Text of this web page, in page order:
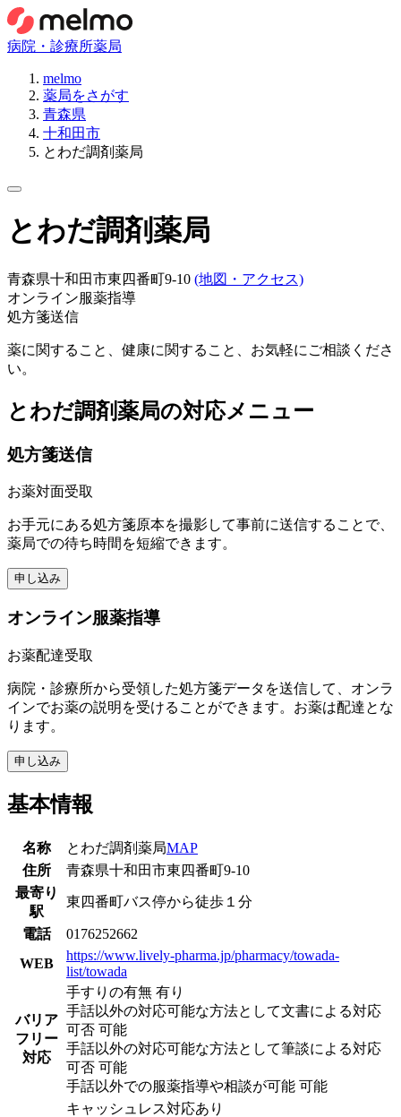
病院・診療所薬局
melmo
薬局をさがす
青森県
十和田市
とわだ調剤薬局
とわだ調剤薬局
青森県十和田市東四番町9-10 (地図・アクセス)
オンライン服薬指導
処方箋送信
薬に関すること、健康に関すること、お気軽にご相談くださ
い。
とわだ調剤薬局の対応メニュー
処方箋送信
お薬対面受取
お手元にある処方箋原本を撮影して事前に送信することで、
薬局での待ち時間を短縮できます。
申し込み
オンライン服薬指導
お薬配達受取
病院・診療所から受領した処方箋データを送信して、オンラ
インでお薬の説明を受けることができます。お薬は配達とな
ります。
申し込み
基本情報
名称 とわだ調剤薬局MAP
住所
青森県十和田市東四番町9-10
最寄り
駅
東四番町バス停から徒歩１分
電話
0176252662
WEB
https://www.lively-pharma.jp/pharmacy/towada-
list/towada
バリア
フリー
対応
手すりの有無 有り
手話以外の対応可能な方法として文書による対応
可否 可能
手話以外の対応可能な方法として筆談による対応
可否 可能
手話以外での服薬指導や相談が可能 可能
キャッシュレス対応あり